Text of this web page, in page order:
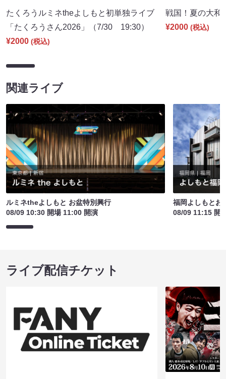
たくろうルミネtheよしもと初単独ライブ
「たくろうさん2026」（7/30 19:30）
¥2000 (税込)
戦国！夏の大
¥2000 (税込)
関連ライブ
ルミネtheよしもと お盆特別興行
08/09 10:30 開場 11:00 開演
福岡よしもとお
08/09 11:15 開
ライブ配信チケット